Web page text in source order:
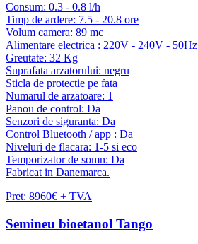
Consum: 0.3 - 0.8 l/h
Timp de ardere: 7.5 - 20.8 ore
Volum camera: 89 mc
Alimentare electrica : 220V - 240V - 50Hz
Greutate: 32 Kg
Suprafata arzatorului: negru
Sticla de protectie pe fata
Numarul de arzatoare: 1
Panou de control: Da
Senzori de siguranta: Da
Control Bluetooth / app : Da
Niveluri de flacara: 1-5 si eco
Temporizator de somn: Da
Fabricat in Danemarca.
Pret: 8960€ + TVA
Semineu bioetanol Tango